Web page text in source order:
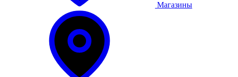
Магазины